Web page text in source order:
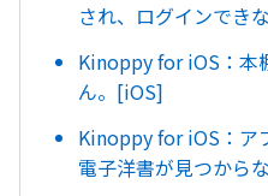
され、ログインでき
Kinoppy for iOS：本
ん。[iOS]
Kinoppy for iOS：ア
電子洋書が見つからな